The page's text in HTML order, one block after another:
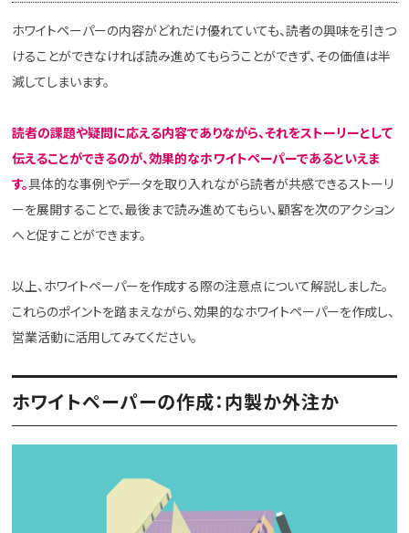
ホワイトペーパーの内容がどれだけ優れていても、読者の興味を引きつ
けることができなければ読み進めてもらうことができず、その価値は半
減してしまいます。
読者の課題や疑問に応える内容でありながら、それをストーリーとして
伝えることができるのが、効果的なホワイトペーパーであるといえま
す。具体的な事例やデータを取り入れながら読者が共感できるストーリ
ーを展開することで、最後まで読み進めてもらい、顧客を次のアクション
へと促すことができます。
以上、ホワイトペーパーを作成する際の注意点について解説しました。
これらのポイントを踏まえながら、効果的なホワイトペーパーを作成し、
営業活動に活用してみてください。
ホワイトペーパーの作成：内製か外注か